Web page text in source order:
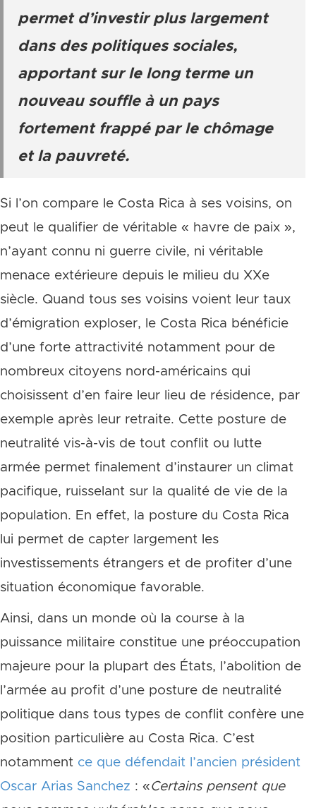
permet d’investir plus largement
dans des politiques sociales,
apportant sur le long terme un
nouveau souffle à un pays
fortement frappé par le chômage
et la pauvreté.
Si l’on compare le Costa Rica à ses voisins, on
peut le qualifier de véritable « havre de paix »,
n’ayant connu ni guerre civile, ni véritable
menace extérieure depuis le milieu du XXe
siècle. Quand tous ses voisins voient leur taux
d’émigration exploser, le Costa Rica bénéficie
d’une forte attractivité notamment pour de
nombreux citoyens nord-américains qui
choisissent d’en faire leur lieu de résidence, par
exemple après leur retraite. Cette posture de
neutralité vis-à-vis de tout conflit ou lutte
armée permet finalement d’instaurer un climat
pacifique, ruisselant sur la qualité de vie de la
population. En effet, la posture du Costa Rica
lui permet de capter largement les
investissements étrangers et de profiter d’une
situation économique favorable.
Ainsi, dans un monde où la course à la
puissance militaire constitue une préoccupation
majeure pour la plupart des États, l’abolition de
l’armée au profit d’une posture de neutralité
politique dans tous types de conflit confère une
position particulière au Costa Rica. C’est
notamment ce que défendait l’ancien président
Oscar Arias Sanchez : «Certains pensent que